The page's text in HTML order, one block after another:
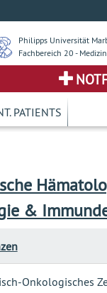
Philipps Universität
Fachbereich 20 - Medizin
PATIENTS
&
Onkologisches